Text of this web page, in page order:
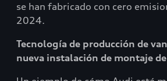
se han fabricado con cero
2024.
Tecnología de producción de
nueva instalación de montaje